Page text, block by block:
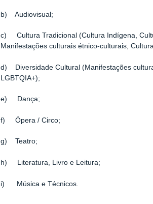
b) Audiovisual;
c) Cultura Tradicional (Cultura Indígena,
Manifestações culturais étnico-culturais,
d) Diversidade Cultural (Manifestações
LGBTQIA+);
e) Dança;
f) Ópera / Circo;
g) Teatro;
h) Literatura, Livro e Leitura;
i) Música e Técnicos.